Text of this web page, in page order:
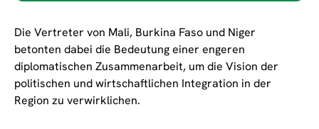
Die Vertreter von Mali, Burkina Faso und Niger
betonten dabei die Bedeutung einer engeren
diplomatischen Zusammenarbeit, um die Vision der
politischen und wirtschaftlichen Integration in der
Region zu verwirklichen.